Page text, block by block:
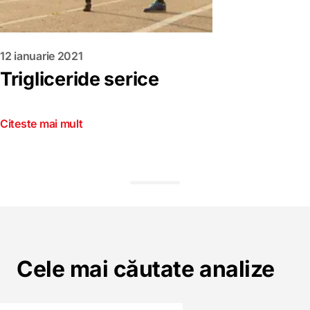
12 ianuarie 2021
Trigliceride serice
Citeste mai mult
Cele mai căutate analize